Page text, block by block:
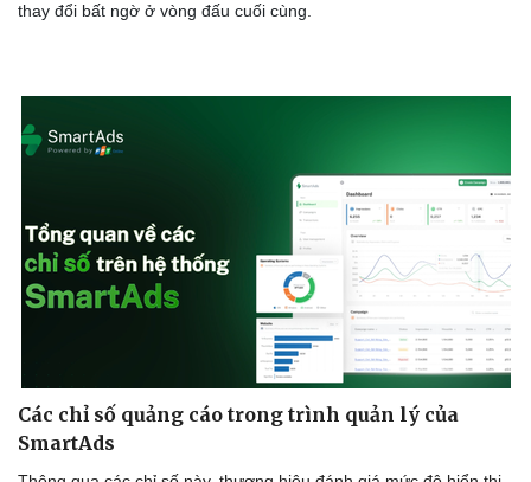
thay đổi bất ngờ ở vòng đấu cuối cùng.
Các chỉ số quảng cáo trong trình quản lý của
SmartAds